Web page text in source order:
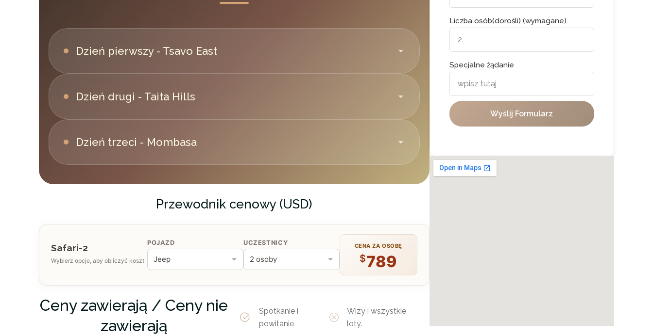
Dzień pierwszy - Tsavo East
Dzień drugi - Taita Hills
Salt Lick Lodge (Budynek)
Dzień trzeci - Mombasa
Przewodnik cenowy (USD)
Safari-2
Wybierz opcje, aby obliczyć koszt
POJAZD UCZESTNICY CENA ZA OSOBĘ
$789
Ceny zawierają / Ceny nie
zawierają
Spotkanie i
powitanie
Wizy i wszystkie
loty.
Liczba osób(dorośli) (wymagane)
Specjalne żądanie